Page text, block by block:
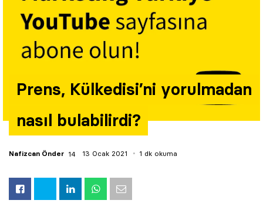
Prens, Külkedisi’ni yorulmadan
nasıl bulabilirdi?
Nafizcan Önder 13 Ocak 2021 1 dk okuma
Söyleşiler
Kariyer
Yazarlar
Araştırma